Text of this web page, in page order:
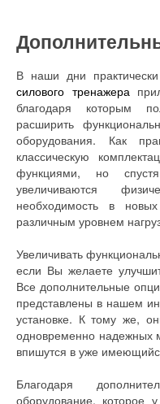
В наши дни
силового тренажера
благодаря которым
расширить
оборудования. Как
классическую
функциями, но
увеличиваются
необходимость в
различным уровнем
Увеличивать
если Вы желаете
Все дополнительные
представлены в нашем
установке. К тому же,
одновременно надежных
впишутся в уже
Благодаря
оборудование, которое